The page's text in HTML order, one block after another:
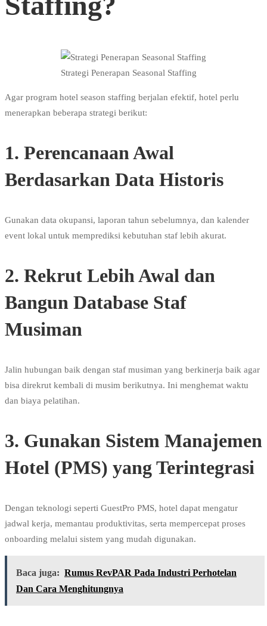
Strategi Penerapan Seasonal Staffing
Agar program hotel season staffing berjalan efektif, hotel perlu
menerapkan beberapa strategi berikut:
1. Perencanaan Awal
Berdasarkan Data Historis
Gunakan data okupansi, laporan tahun sebelumnya, dan kalender
event lokal untuk memprediksi kebutuhan staf lebih akurat.
2. Rekrut Lebih Awal dan
Bangun Database Staf
Musiman
Jalin hubungan baik dengan staf musiman yang berkinerja baik agar
bisa direkrut kembali di musim berikutnya. Ini menghemat waktu
dan biaya pelatihan.
3. Gunakan Sistem Manajemen
Hotel (PMS) yang Terintegrasi
Dengan teknologi seperti GuestPro PMS, hotel dapat mengatur
jadwal kerja, memantau produktivitas, serta mempercepat proses
onboarding melalui sistem yang mudah digunakan.
Baca juga: Rumus RevPAR Pada Industri Perhotelan
Dan Cara Menghitungnya